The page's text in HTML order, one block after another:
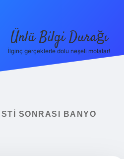
Ünlü Bilgi Durağı
İlginç gerçeklerle dolu neşeli molalar!
SONRASI BANYO